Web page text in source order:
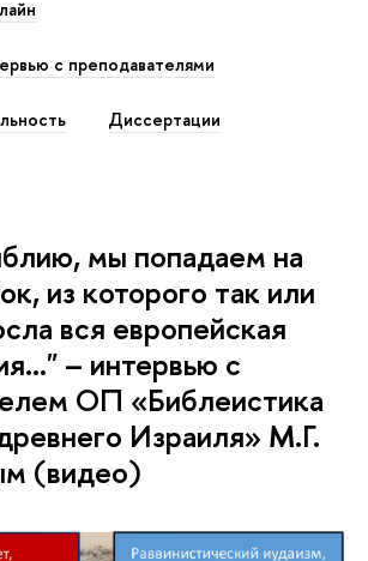
с преподавателями
Диссертации
мы попадаем на
из которого так или
вся европейская
– интервью с
ОП «Библеистика
Израиля» М.Г.
(видео)